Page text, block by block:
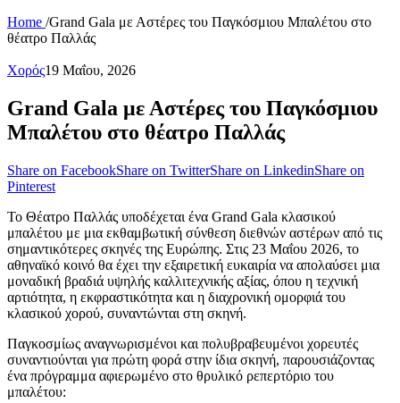
Home /Grand Gala με Αστέρες του Παγκόσμιου Μπαλέτου στο
θέατρο Παλλάς
Χορός19 Μαΐου, 2026
Grand Gala με Αστέρες του Παγκόσμιου
Μπαλέτου στο θέατρο Παλλάς
Share on FacebookShare on TwitterShare on LinkedinShare on
Pinterest
Το Θέατρο Παλλάς υποδέχεται ένα Grand Gala κλασικού
μπαλέτου με μια εκθαμβωτική σύνθεση διεθνών αστέρων από τις
σημαντικότερες σκηνές της Ευρώπης. Στις 23 Μαΐου 2026, το
αθηναϊκό κοινό θα έχει την εξαιρετική ευκαιρία να απολαύσει μια
μοναδική βραδιά υψηλής καλλιτεχνικής αξίας, όπου η τεχνική
αρτιότητα, η εκφραστικότητα και η διαχρονική ομορφιά του
κλασικού χορού, συναντώνται στη σκηνή.
Παγκοσμίως αναγνωρισμένοι και πολυβραβευμένοι χορευτές
συναντιούνται για πρώτη φορά στην ίδια σκηνή, παρουσιάζοντας
ένα πρόγραμμα αφιερωμένο στο θρυλικό ρεπερτόριο του
μπαλέτου: